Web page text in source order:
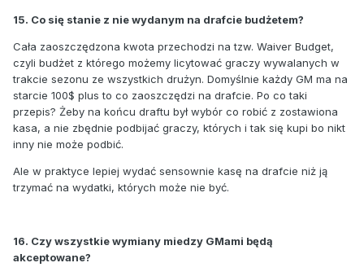
15. Co się stanie z nie wydanym na drafcie budżetem?
Cała zaoszczędzona kwota przechodzi na tzw. Waiver Budget,
czyli budżet z którego możemy licytować graczy wywalanych w
trakcie sezonu ze wszystkich drużyn. Domyślnie każdy GM ma na
starcie 100$ plus to co zaoszczędzi na drafcie. Po co taki
przepis? Żeby na końcu draftu był wybór co robić z zostawiona
kasa, a nie zbędnie podbijać graczy, których i tak się kupi bo nikt
inny nie może podbić.
Ale w praktyce lepiej wydać sensownie kasę na drafcie niż ją
trzymać na wydatki, których może nie być.
16. Czy wszystkie wymiany miedzy GMami będą
akceptowane?